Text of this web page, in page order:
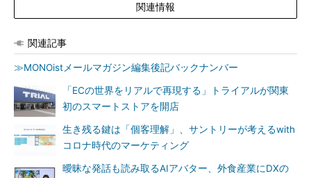
関連情報
関連記事
≫MONOistメールマガジン編集後記バックナンバー
「ECの世界をリアルで再現する」トライアルが関東
初のスマートストアを開店
生き残る鍵は「個客理解」、サントリーが考えるwith
コロナ時代のマーケティング
曖昧な発話も読み取るAIアバター、外食産業にDXの